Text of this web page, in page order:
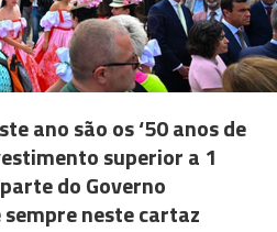
ano são os ‘50 anos de
superior a 1
do Governo
neste cartaz